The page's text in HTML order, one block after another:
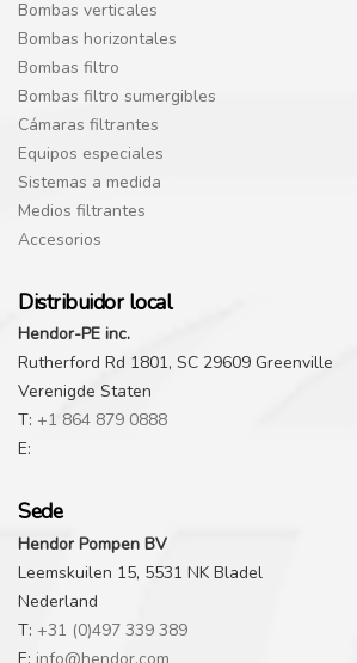
Bombas verticales
Bombas horizontales
Bombas filtro
Bombas filtro sumergibles
Cámaras filtrantes
Equipos especiales
Sistemas a medida
Medios filtrantes
Accesorios
Distribuidor local
Hendor-PE inc.
Rutherford Rd 1801, SC 29609 Greenville
Verenigde Staten
T: +1 864 879 0888
E:
Sede
Hendor Pompen BV
Leemskuilen 15, 5531 NK Bladel
Nederland
T: +31 (0)497 339 389
E: info@hendor.com